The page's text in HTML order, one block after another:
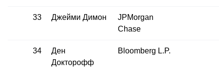
33 Джейми Димон
JPMorgan
Chase
34
Ден
Докторофф
Bloomberg L.P.